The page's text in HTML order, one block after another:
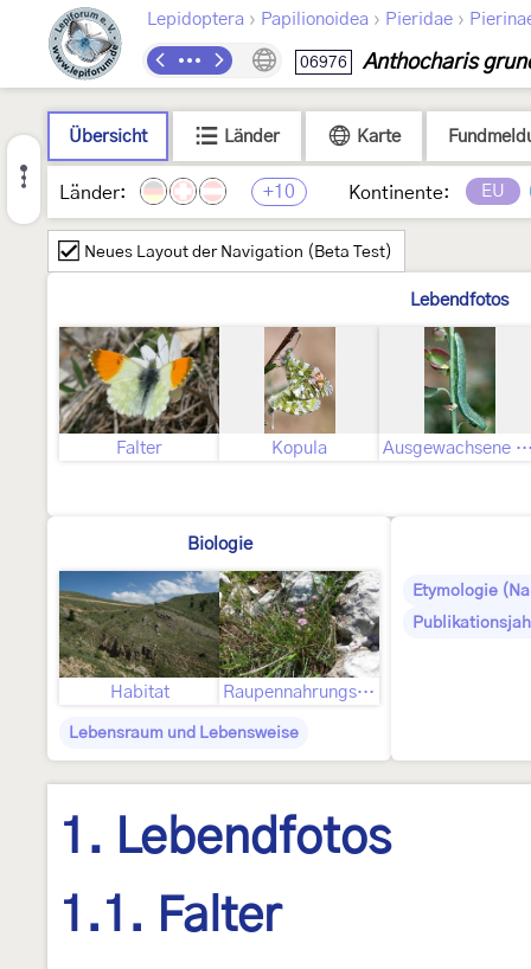
Lepidoptera › Papilionoidea › Pieridae ›
06976 Anthocharis
Übersicht Länder Karte
Länder: +10 Kontinente: EU
Neues Layout der Navigation (Beta Test)
Lebendfotos
Falter Kopula Ausgewachsene
Biologie
Habitat Raupennahrungspflanzen
Lebensraum und Lebensweise
Etymologie
1. Lebendfotos
1.1. Falter